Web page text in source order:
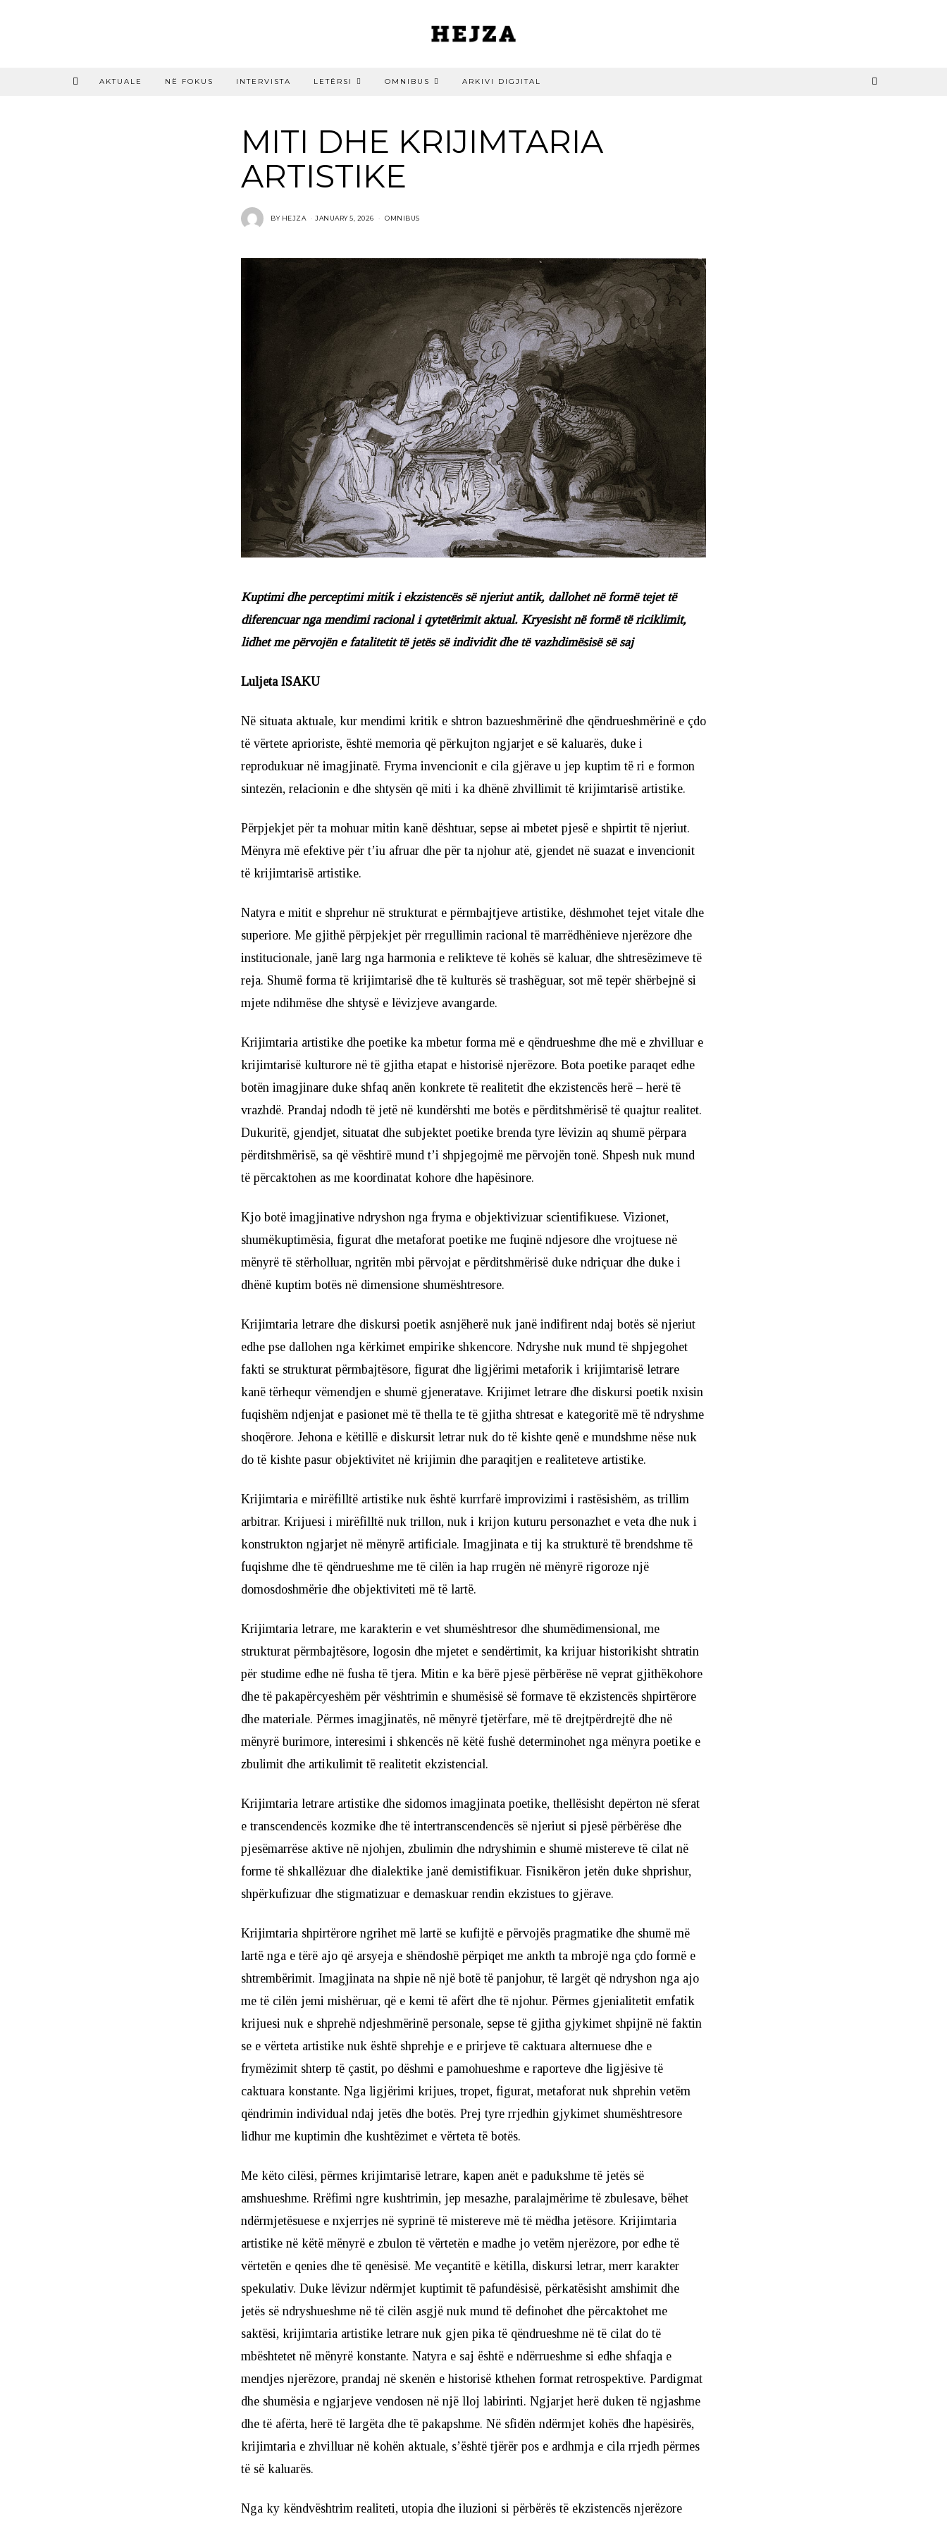
AKTUALE NË FOKUS INTERVISTA LETËRSI OMNIBUS ARKIVI DIGJITAL
MITI DHE KRIJIMTARIA
ARTISTIKE
BY HEJZA JANUARY 5, 2026 OMNIBUS
Kuptimi dhe perceptimi mitik i ekzistencës së njeriut antik, dallohet në formë tejet të
diferencuar nga mendimi racional i qytetërimit aktual. Kryesisht në formë të riciklimit,
lidhet me përvojën e fatalitetit të jetës së individit dhe të vazhdimësisë së saj
Luljeta ISAKU
Në situata aktuale, kur mendimi kritik e shtron bazueshmërinë dhe qëndrueshmërinë e çdo
të vërtete aprioriste, është memoria që përkujton ngjarjet e së kaluarës, duke i
reprodukuar në imagjinatë. Fryma invencionit e cila gjërave u jep kuptim të ri e formon
sintezën, relacionin e dhe shtysën që miti i ka dhënë zhvillimit të krijimtarisë artistike.
Përpjekjet për ta mohuar mitin kanë dështuar, sepse ai mbetet pjesë e shpirtit të njeriut.
Mënyra më efektive për t’iu afruar dhe për ta njohur atë, gjendet në suazat e invencionit
të krijimtarisë artistike.
Natyra e mitit e shprehur në strukturat e përmbajtjeve artistike, dëshmohet tejet vitale dhe
superiore. Me gjithë përpjekjet për rregullimin racional të marrëdhënieve njerëzore dhe
institucionale, janë larg nga harmonia e relikteve të kohës së kaluar, dhe shtresëzimeve të
reja. Shumë forma të krijimtarisë dhe të kulturës së trashëguar, sot më tepër shërbejnë si
mjete ndihmëse dhe shtysë e lëvizjeve avangarde.
Krijimtaria artistike dhe poetike ka mbetur forma më e qëndrueshme dhe më e zhvilluar e
krijimtarisë kulturore në të gjitha etapat e historisë njerëzore. Bota poetike paraqet edhe
botën imagjinare duke shfaq anën konkrete të realitetit dhe ekzistencës herë – herë të
vrazhdë. Prandaj ndodh të jetë në kundërshti me botës e përditshmërisë të quajtur realitet.
Dukuritë, gjendjet, situatat dhe subjektet poetike brenda tyre lëvizin aq shumë përpara
përditshmërisë, sa që vështirë mund t’i shpjegojmë me përvojën tonë. Shpesh nuk mund
të përcaktohen as me koordinatat kohore dhe hapësinore.
Kjo botë imagjinative ndryshon nga fryma e objektivizuar scientifikuese. Vizionet,
shumëkuptimësia, figurat dhe metaforat poetike me fuqinë ndjesore dhe vrojtuese në
mënyrë të stërholluar, ngritën mbi përvojat e përditshmërisë duke ndriçuar dhe duke i
dhënë kuptim botës në dimensione shumështresore.
Krijimtaria letrare dhe diskursi poetik asnjëherë nuk janë indifirent ndaj botës së njeriut
edhe pse dallohen nga kërkimet empirike shkencore. Ndryshe nuk mund të shpjegohet
fakti se strukturat përmbajtësore, figurat dhe ligjërimi metaforik i krijimtarisë letrare
kanë tërhequr vëmendjen e shumë gjeneratave. Krijimet letrare dhe diskursi poetik nxisin
fuqishëm ndjenjat e pasionet më të thella te të gjitha shtresat e kategoritë më të ndryshme
shoqërore. Jehona e këtillë e diskursit letrar nuk do të kishte qenë e mundshme nëse nuk
do të kishte pasur objektivitet në krijimin dhe paraqitjen e realiteteve artistike.
Krijimtaria e mirëfilltë artistike nuk është kurrfarë improvizimi i rastësishëm, as trillim
arbitrar. Krijuesi i mirëfilltë nuk trillon, nuk i krijon kuturu personazhet e veta dhe nuk i
konstrukton ngjarjet në mënyrë artificiale. Imagjinata e tij ka strukturë të brendshme të
fuqishme dhe të qëndrueshme me të cilën ia hap rrugën në mënyrë rigoroze një
domosdoshmërie dhe objektiviteti më të lartë.
Krijimtaria letrare, me karakterin e vet shumështresor dhe shumëdimensional, me
strukturat përmbajtësore, logosin dhe mjetet e sendërtimit, ka krijuar historikisht shtratin
për studime edhe në fusha të tjera. Mitin e ka bërë pjesë përbërëse në veprat gjithëkohore
dhe të pakapërcyeshëm për vështrimin e shumësisë së formave të ekzistencës shpirtërore
dhe materiale. Përmes imagjinatës, në mënyrë tjetërfare, më të drejtpërdrejtë dhe në
mënyrë burimore, interesimi i shkencës në këtë fushë determinohet nga mënyra poetike e
zbulimit dhe artikulimit të realitetit ekzistencial.
Krijimtaria letrare artistike dhe sidomos imagjinata poetike, thellësisht depërton në sferat
e transcendencës kozmike dhe të intertranscendencës së njeriut si pjesë përbërëse dhe
pjesëmarrëse aktive në njohjen, zbulimin dhe ndryshimin e shumë mistereve të cilat në
forme të shkallëzuar dhe dialektike janë demistifikuar. Fisnikëron jetën duke shprishur,
shpërkufizuar dhe stigmatizuar e demaskuar rendin ekzistues to gjërave.
Krijimtaria shpirtërore ngrihet më lartë se kufijtë e përvojës pragmatike dhe shumë më
lartë nga e tërë ajo që arsyeja e shëndoshë përpiqet me ankth ta mbrojë nga çdo formë e
shtrembërimit. Imagjinata na shpie në një botë të panjohur, të largët që ndryshon nga ajo
me të cilën jemi mishëruar, që e kemi të afërt dhe të njohur. Përmes gjenialitetit emfatik
krijuesi nuk e shprehë ndjeshmërinë personale, sepse të gjitha gjykimet shpijnë në faktin
se e vërteta artistike nuk është shprehje e e prirjeve të caktuara alternuese dhe e
frymëzimit shterp të çastit, po dëshmi e pamohueshme e raporteve dhe ligjësive të
caktuara konstante. Nga ligjërimi krijues, tropet, figurat, metaforat nuk shprehin vetëm
qëndrimin individual ndaj jetës dhe botës. Prej tyre rrjedhin gjykimet shumështresore
lidhur me kuptimin dhe kushtëzimet e vërteta të botës.
Me këto cilësi, përmes krijimtarisë letrare, kapen anët e padukshme të jetës së
amshueshme. Rrëfimi ngre kushtrimin, jep mesazhe, paralajmërime të zbulesave, bëhet
ndërmjetësuese e nxjerrjes në syprinë të mistereve më të mëdha jetësore. Krijimtaria
artistike në këtë mënyrë e zbulon të vërtetën e madhe jo vetëm njerëzore, por edhe të
vërtetën e qenies dhe të qenësisë. Me veçantitë e këtilla, diskursi letrar, merr karakter
spekulativ. Duke lëvizur ndërmjet kuptimit të pafundësisë, përkatësisht amshimit dhe
jetës së ndryshueshme në të cilën asgjë nuk mund të definohet dhe përcaktohet me
saktësi, krijimtaria artistike letrare nuk gjen pika të qëndrueshme në të cilat do të
mbështetet në mënyrë konstante. Natyra e saj është e ndërrueshme si edhe shfaqja e
mendjes njerëzore, prandaj në skenën e historisë kthehen format retrospektive. Pardigmat
dhe shumësia e ngjarjeve vendosen në një lloj labirinti. Ngjarjet herë duken të ngjashme
dhe të afërta, herë të largëta dhe të pakapshme. Në sfidën ndërmjet kohës dhe hapësirës,
krijimtaria e zhvilluar në kohën aktuale, s’është tjërër pos e ardhmja e cila rrjedh përmes
të së kaluarës.
Nga ky këndvështrim realiteti, utopia dhe iluzioni si përbërës të ekzistencës njerëzore